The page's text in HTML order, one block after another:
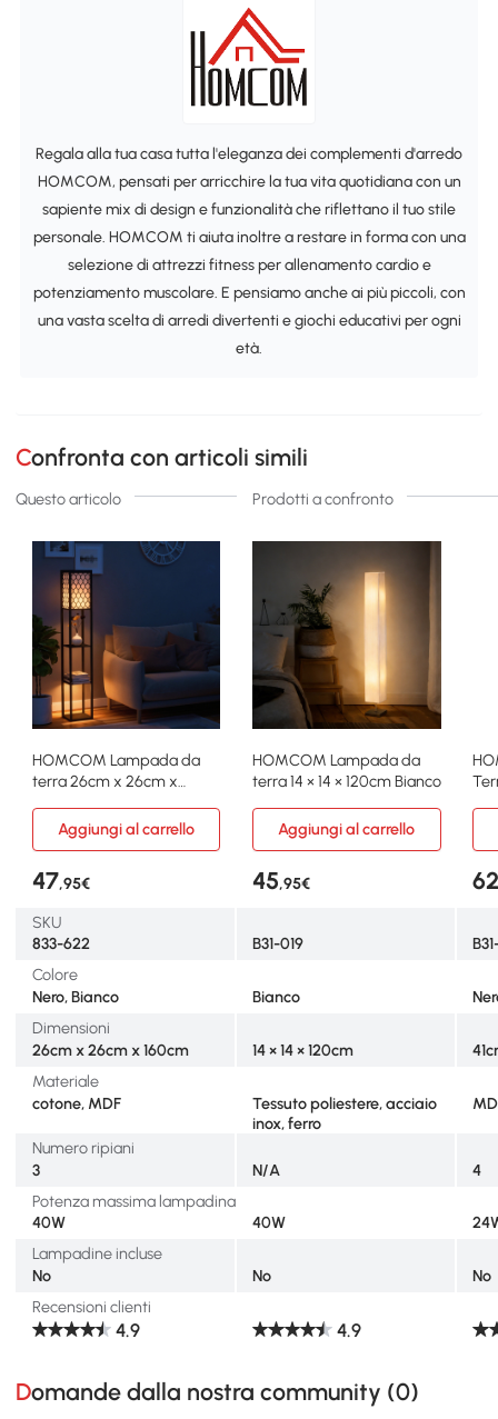
Regala alla tua casa tutta l'eleganza dei complementi d'arredo
HOMCOM, pensati per arricchire la tua vita quotidiana con un
sapiente mix di design e funzionalità che riflettano il tuo stile
personale. HOMCOM ti aiuta inoltre a restare in forma con una
selezione di attrezzi fitness per allenamento cardio e
potenziamento muscolare. E pensiamo anche ai più piccoli, con
una vasta scelta di arredi divertenti e giochi educativi per ogni
età.
Confronta con articoli simili
Questo articolo Prodotti a confronto
HOMCOM Lampada da
terra 26cm x 26cm x
HOMCOM Lampada da
terra 14 × 14 × 120cm Bianco
Aggiungi al carrello
Aggiungi al carrello
47,95€ 45,95€
SKU
833-622
B31-019
Colore
Nero, Bianco
Bianco
Dimensioni
26cm x 26cm x 160cm
14 × 14 × 120cm
Materiale
cotone, MDF
Tessuto poliestere, acciaio
inox, ferro
Numero ripiani
3
N/A
4
Potenza massima lampadina
40W
40W
Lampadine incluse
No
No
No
Recensioni clienti
4.9 4.9
Domande dalla nostra community (0)